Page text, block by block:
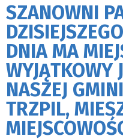
SZANOWNI
DNIA MA
WYJĄTKOWY
NASZEJ
TRZPIL,